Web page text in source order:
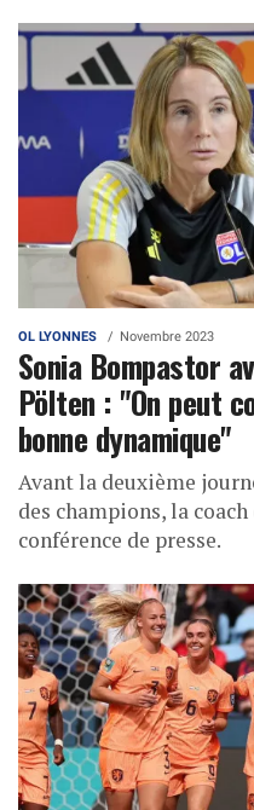
OL LYONNES Novembre 2023
Sonia Bompastor
Pölten : "On peut
bonne dynamique"
Avant la deuxième
des champions, la
conférence de presse.